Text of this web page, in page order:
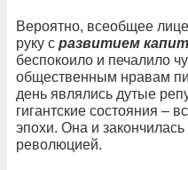
Вероятно, всеобщее
руку с развитием
беспокоило и печалило
общественным нравам
день являлись дутые
гигантские состояния –
эпохи. Она и
революцией.